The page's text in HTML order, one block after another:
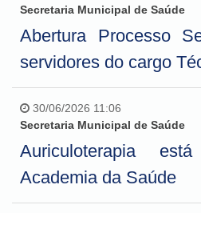
Secretaria Municipal de Saúde
Abertura Processo
servidores do cargo
30/06/2026 11:06
Secretaria Municipal de Saúde
Auriculoterapia
Academia da Saúde